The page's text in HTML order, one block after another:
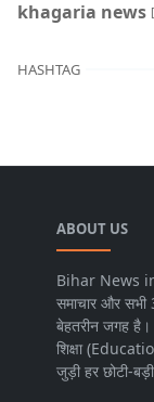
khagaria news
HASHTAG
ABOUT US
Bihar News
समाचार और
बेहतरीन जगह है।
शिक्षा
जुड़ी हर छोटी-